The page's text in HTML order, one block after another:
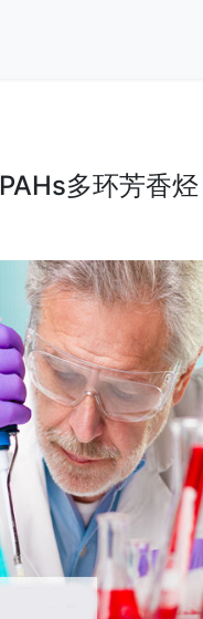
PAHs多环芳香烃